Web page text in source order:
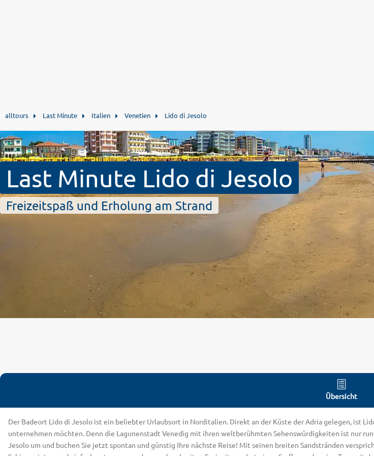
alltours Last Minute Italien Venetien Lido di Jesolo
Last Minute Lido di Jesolo
Freizeitspaß und Erholung am Strand
Übersicht
Der Badeort Lido di Jesolo ist ein beliebter Urlaubsort in Norditalien. Direkt an der Küste der Adria gelegen, ist
unternehmen möchten. Denn die Lagunenstadt Venedig mit ihren weltberühmten Sehenswürdigkeiten ist nur
Jesolo um und buchen Sie jetzt spontan und günstig Ihre nächste Reise! Mit seinen breiten Sandstränden